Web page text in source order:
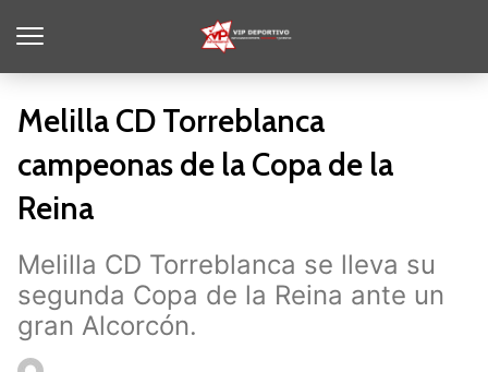
Melilla CD Torreblanca
campeonas de la Copa de la
Reina
Melilla CD Torreblanca se lleva su
segunda Copa de la Reina ante un
gran Alcorcón.